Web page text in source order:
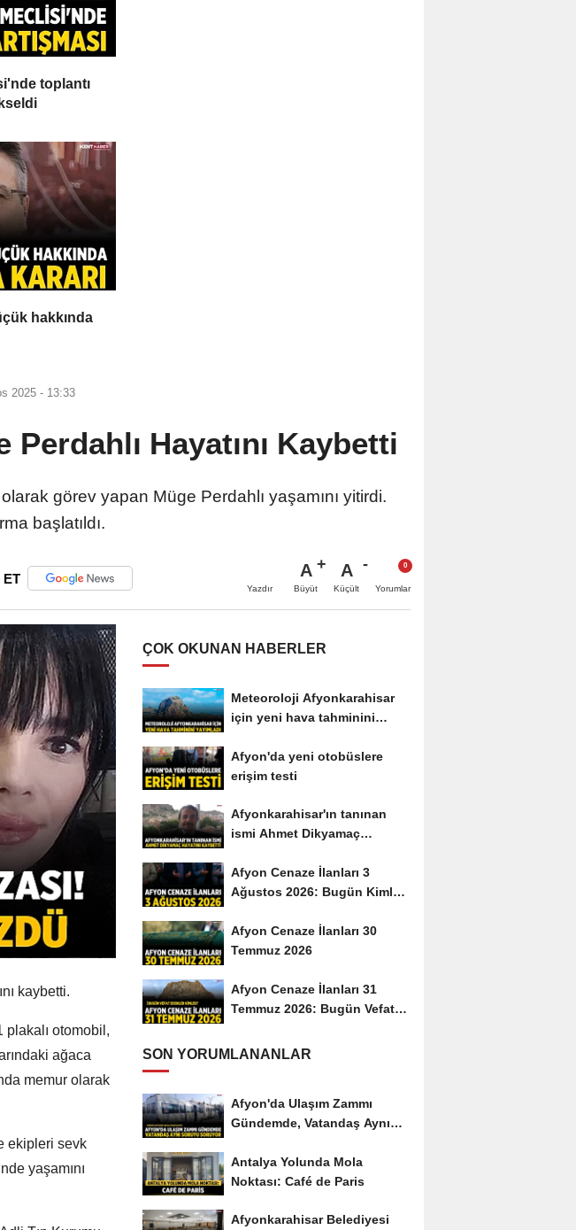
toplantı
hakkında
2025 - 13:33
Hayatını Kaybetti
görev yapan Müge Perdahlı yaşamını yitirdi.
başlatıldı.
ET
Yazdır
A
Büyüt
A
Küçült Yorumlar
kaybetti.
otomobil,
ağaca
memur olarak
ekipleri sevk
yaşamını
ÇOK OKUNAN HABERLER
Meteoroloji Afyonkarahisar
için yeni hava tahminini
Afyon'da yeni otobüslere
erişim testi
Afyonkarahisar'ın tanınan
ismi Ahmet Dikyamaç
Afyon Cenaze İlanları 3
Ağustos 2026: Bugün Kimler
Afyon Cenaze İlanları 30
Temmuz 2026
Afyon Cenaze İlanları 31
Temmuz 2026: Bugün Vefat
SON YORUMLANANLAR
Afyon'da Ulaşım Zammı
Gündemde, Vatandaş Aynı
Antalya Yolunda Mola
Noktası: Café de Paris
Afyonkarahisar Belediyesi